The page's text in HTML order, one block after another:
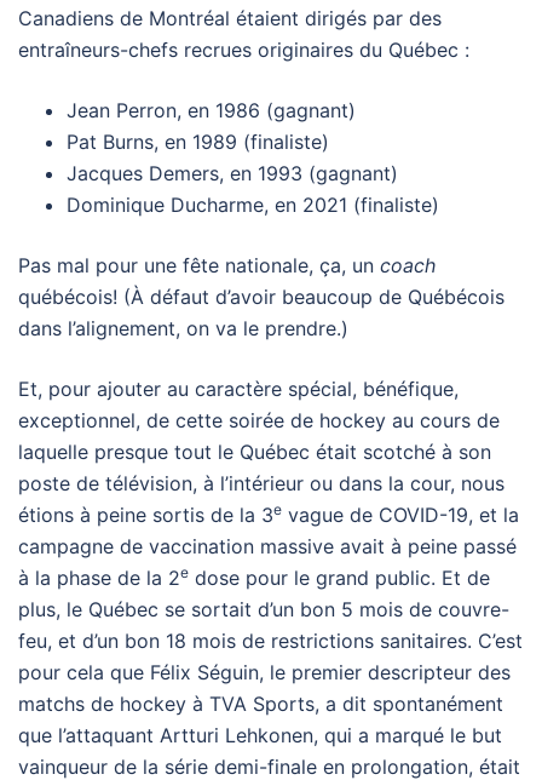
Canadiens de Montréal étaient dirigés par des
entraîneurs-chefs recrues originaires du Québec :
Jean Perron, en 1986 (gagnant)
Pat Burns, en 1989 (finaliste)
Jacques Demers, en 1993 (gagnant)
Dominique Ducharme, en 2021 (finaliste)
Pas mal pour une fête nationale, ça, un coach
québécois! (À défaut d’avoir beaucoup de Québécois
dans l’alignement, on va le prendre.)
Et, pour ajouter au caractère spécial, bénéfique,
exceptionnel, de cette soirée de hockey au cours de
laquelle presque tout le Québec était scotché à son
poste de télévision, à l’intérieur ou dans la cour, nous
étions à peine sortis de la 3e vague de COVID-19, et la
campagne de vaccination massive avait à peine passé
à la phase de la 2e dose pour le grand public. Et de
plus, le Québec se sortait d’un bon 5 mois de couvre-
feu, et d’un bon 18 mois de restrictions sanitaires. C’est
pour cela que Félix Séguin, le premier descripteur des
matchs de hockey à TVA Sports, a dit spontanément
que l’attaquant Artturi Lehkonen, qui a marqué le but
vainqueur de la série demi-finale en prolongation, était